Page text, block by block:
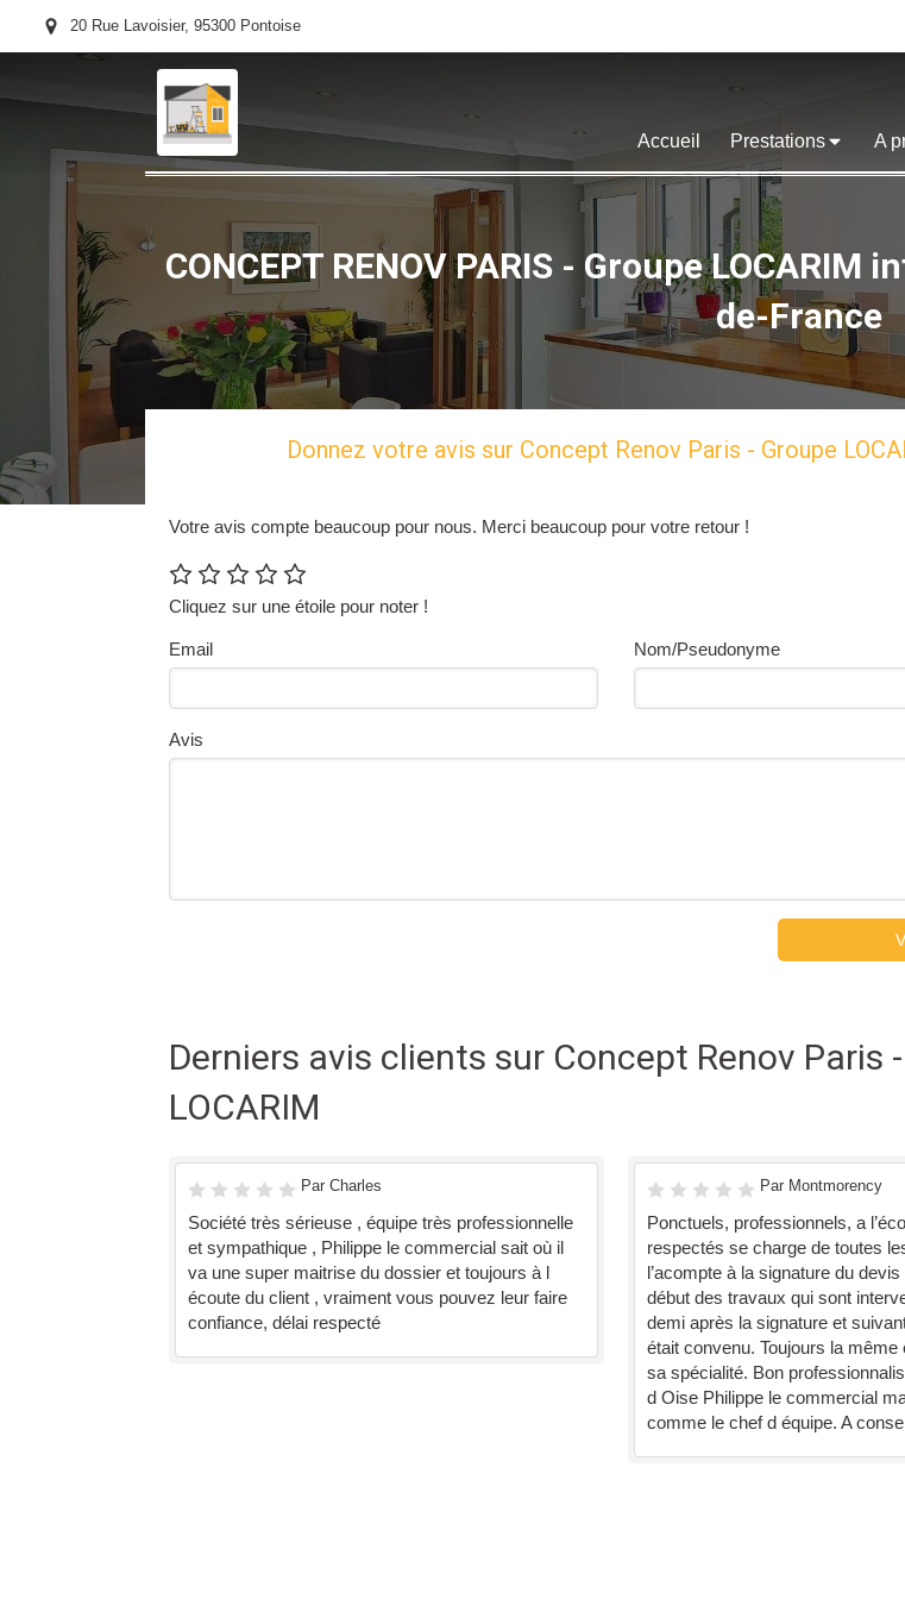
20 Rue Lavoisier, 95300 Pontoise
Accueil Prestations A
CONCEPT RENOV PARIS - Groupe
de-France
Donnez votre avis sur Concept Renov Paris - Groupe
Votre avis compte beaucoup pour nous. Merci beaucoup pour votre retour !
Cliquez sur une étoile pour noter !
Email Nom/Pseudonyme
Avis
Derniers avis clients sur Concept Renov Paris
LOCARIM
Par Charles
Société très sérieuse , équipe très professionnelle
et sympathique , Philippe le commercial sait où il
va une super maitrise du dossier et toujours à l
écoute du client , vraiment vous pouvez leur faire
confiance, délai respecté
Par Montmorency
Ponctuels, professionnels, a
respectés se charge de toutes
l’acompte à la signature du
début des travaux qui sont
demi après la signature et
était convenu. Toujours la même
sa spécialité. Bon
d Oise Philippe le commercial
comme le chef d équipe. A